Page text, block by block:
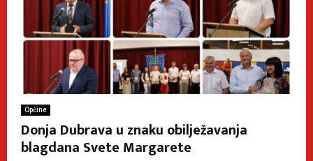
Općine
Donja Dubrava u znaku obilježavanja
blagdana Svete Margarete